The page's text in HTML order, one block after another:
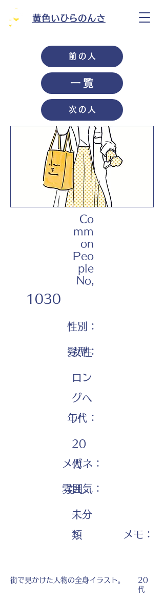
黄色いひらのんさ
前の人
一覧
次の人
Co
mm
on
Peo
ple
No,
1030
性別：
女性
髪型：
ロン
グヘ
ア
年代：
20
代
メガネ：
なし
雰囲気：
未分
類
​メモ：
街で見かけた人物の全身イラスト。
20
代